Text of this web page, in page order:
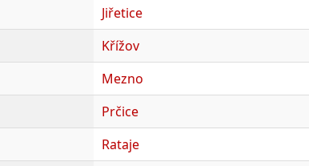
Jiřetice
Křížov
Mezno
Prčice
Rataje